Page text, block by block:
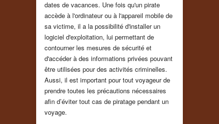
dates de vacances. Une fois qu'un pirate
accède à l'ordinateur ou à l'appareil mobile de
sa victime, il a la possibilité d'installer un
logiciel d'exploitation, lui permettant de
contourner les mesures de sécurité et
d'accéder à des informations privées pouvant
être utilisées pour des activités criminelles.
Aussi, il est important pour tout voyageur de
prendre toutes les précautions nécessaires
afin d’éviter tout cas de piratage pendant un
voyage.